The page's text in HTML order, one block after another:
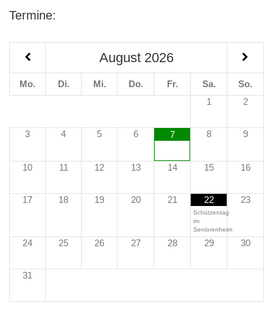
Termine:
August 2026
Mo. Di. Mi. Do. Fr. Sa.
So.
1
2
3 4 5 6 7 8 9
10 11 12 13 14 15 16
17 18 19 20 21 22
Schützentag
im
Seniorenheim
23
24 25 26 27 28 29 30
31